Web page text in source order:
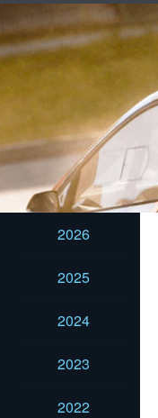
2026
2025
2024
2023
2022